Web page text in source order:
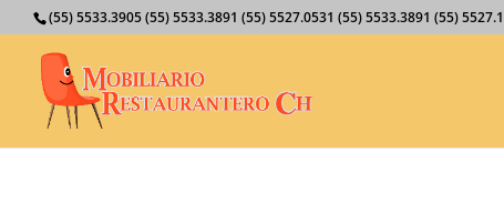
(55) 5533.3905 (55) 5533.3891 (55) 5527.0531 (55) 5533.3891 (55)